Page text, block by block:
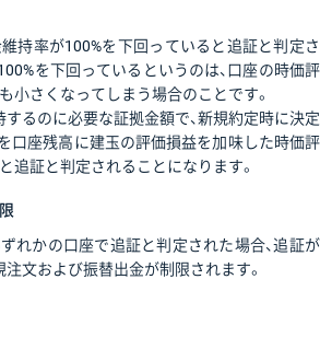
持率が100%を下回っていると追証と判定さ
を下回っているというのは、口座の時価評
小さくなってしまう場合のことです。
するのに必要な証拠金額で、新規約定時に決定
口座残高に建玉の評価損益を加味した時価評
追証と判定されることになります。
れかの口座で追証と判定された場合、追証が
注文および振替出金が制限されます。